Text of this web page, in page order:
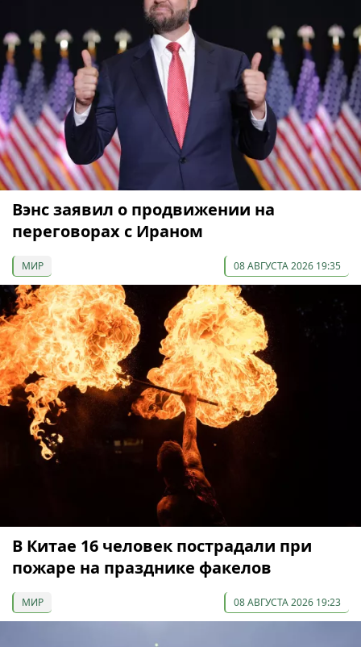
Вэнс заявил о продвижении на
переговорах с Ираном
МИР 08 АВГУСТА 2026 19:35
В Китае 16 человек пострадали при
пожаре на празднике факелов
МИР 08 АВГУСТА 2026 19:23